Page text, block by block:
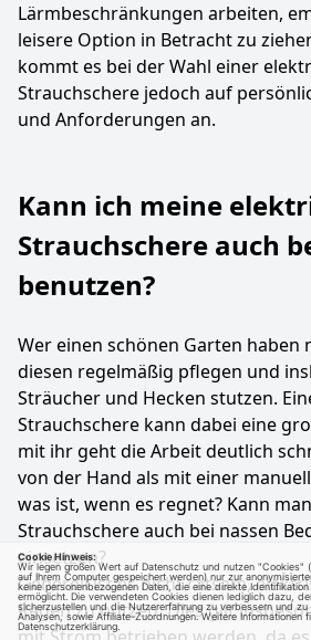
Lärmbeschränkungen arbeiten,
leisere Option in Betracht zu
kommt es bei der Wahl einer
Strauchschere jedoch auf
und Anforderungen an.
Kann ich meine
Strauchschere auch
benutzen?
Wer einen schönen Garten haben
diesen regelmäßig pflegen und
Sträucher und Hecken stutzen.
Strauchschere kann dabei eine
mit ihr geht die Arbeit deutlich
von der Hand als mit einer
was ist, wenn es regnet? Kann
Strauchschere auch bei nassen
einsetzen?
Generell ist es nicht ratsam,
Regen zu nutzen. Dies gilt
Cookie Hinweis:
Wir legen großen Wert auf Datenschutz und nutzen "Cookies"
auf Ihrem Computer gespeichert werden) nur zur
keine personenbezogenen Daten, die eine direkte
ermöglicht. Die verwendeten Cookies dienen lediglich dazu,
sicherzustellen und die Nutzererfahrung zu verbessern und zu
Analysen, sowie Affiliate-Zuordnungen. Weitere Informationen
Datenschutzerklärung